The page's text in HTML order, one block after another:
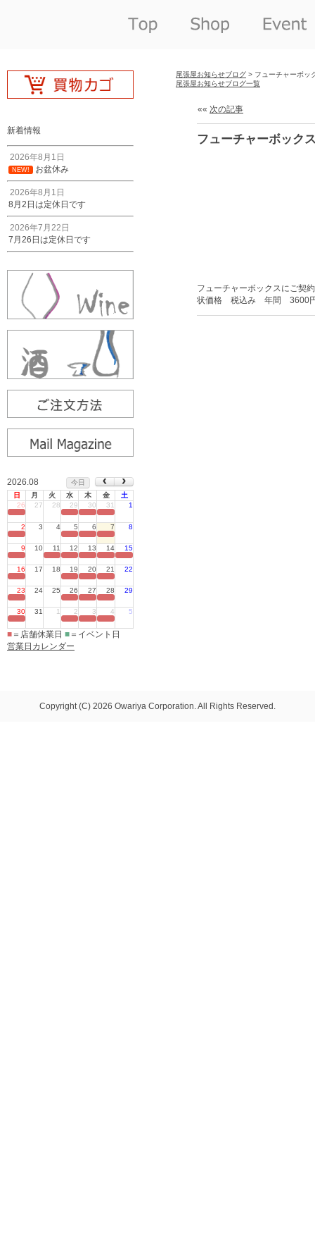
新着情報
2026年8月1日
NEW! お盆休み
2026年8月1日
8月2日は定休日です
2026年7月22日
7月26日は定休日です
2026.08
今日
日
月 火 水 木 金
土
26
27 28 29 30 31 1
2 3 4 5 6 7 8
9 10 11 12 13 14 15
16 17 18 19 20 21 22
23 24 25 26 27 28 29
30 31 1 2 3 4 5
■ ＝店舗休業日 ■ ＝イベント日
営業日カレンダー
尾張屋お知らせブログ > フューチャーボッ
尾張屋お知らせブログ一覧
«« 次の記事
フューチャーボック
フューチャーボックスにご契
状価格 税込み 年間 3600円
Copyright (C) 2026 Owariya Corporation. All Rights Reserved.